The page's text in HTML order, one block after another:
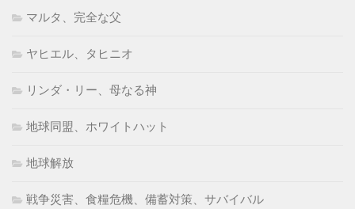
マルタ、完全な父
ヤヒエル、タヒニオ
リンダ・リー、母なる神
地球同盟、ホワイトハット
地球解放
戦争災害、食糧危機、備蓄対策、サバイバル